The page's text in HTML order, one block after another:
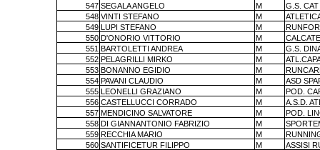
547 SEGALA ANGELO M
G.S.
548 VINTI STEFANO M
549 LUPI STEFANO M
550 D'ONORIO VITTORIO M
551 BARTOLETTI ANDREA M
G.S.
552 PELAGRILLI MIRKO M
553 BONANNO EGIDIO M
554 PAVANI CLAUDIO M
ASD
555 LEONELLI GRAZIANO M
POD.
556 CASTELLUCCI CORRADO M
A.S.D.
557 MENDICINO SALVATORE M
POD.
558 DI GIANNANTONIO FABRIZIO M
559 RECCHIA MARIO M
560 SANTIFICETUR FILIPPO M
ASSISI